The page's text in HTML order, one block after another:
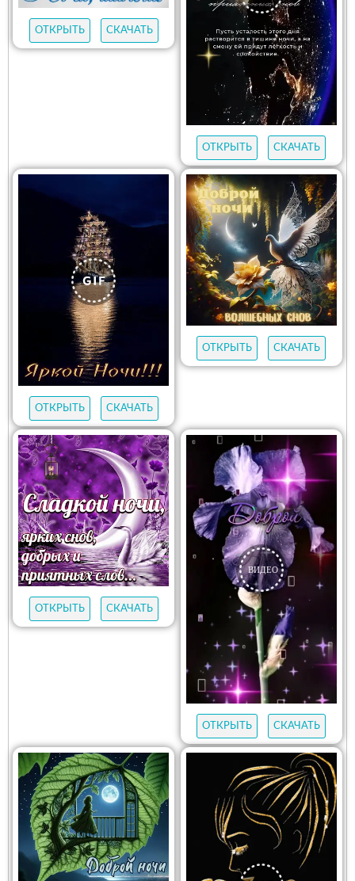
ОТКРЫТЬ СКАЧАТЬ
ОТКРЫТЬ СКАЧАТЬ
ОТКРЫТЬ СКАЧАТЬ
ОТКРЫТЬ СКАЧАТЬ
ОТКРЫТЬ СКАЧАТЬ
ОТКРЫТЬ СКАЧАТЬ